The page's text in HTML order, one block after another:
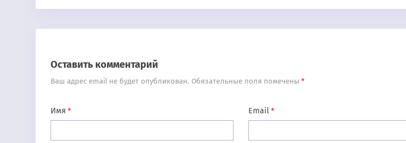
Оставить комментарий
Ваш адрес email не будет опубликован. Обязательные поля помечены *
Имя * Email*